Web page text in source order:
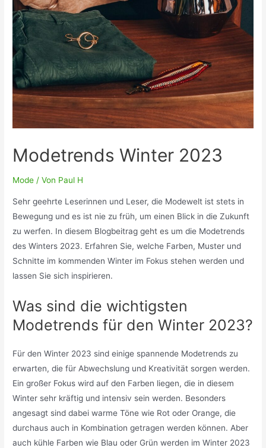
Modetrends Winter 2023
Mode / Von Paul H
Sehr geehrte Leserinnen und Leser, die Modewelt ist stets in
Bewegung und es ist nie zu früh, um einen Blick in die Zukunft
zu werfen. In diesem Blogbeitrag geht es um die Modetrends
des Winters 2023. Erfahren Sie, welche Farben, Muster und
Schnitte im kommenden Winter im Fokus stehen werden und
lassen Sie sich inspirieren.
Was sind die wichtigsten
Modetrends für den Winter 2023?
Für den Winter 2023 sind einige spannende Modetrends zu
erwarten, die für Abwechslung und Kreativität sorgen werden.
Ein großer Fokus wird auf den Farben liegen, die in diesem
Winter sehr kräftig und intensiv sein werden. Besonders
angesagt sind dabei warme Töne wie Rot oder Orange, die
durchaus auch in Kombination getragen werden können. Aber
auch kühle Farben wie Blau oder Grün werden im Winter 2023